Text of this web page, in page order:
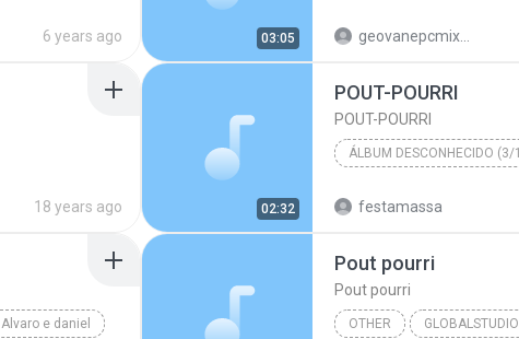
6 years ago 03:05
18 years ago 02:32
POUT-POURRI
POUT-POURRI
festamassa
Alvaro e daniel
Pout pourri
Pout pourri
OTHER GLOBALSTUDIO